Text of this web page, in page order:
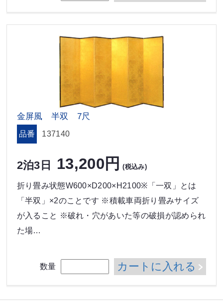
金屏風 半双 7尺
品番 137140
2泊3日 13,200円 (税込み)
折り畳み状態W600×D200×H2100※「一双」とは
「半双」×2のことです ※積載車両折り畳みサイズ
が入ること ※破れ・穴があいた等の破損が認められ
た場…
数量 カートに入れる